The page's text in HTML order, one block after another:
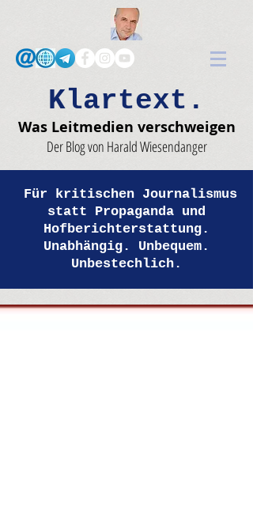
Klartext.
Was Leitmedien verschweigen
Der Blog von Harald Wiesendanger
Für kritischen Journalismus
statt Propaganda und
Hofberichterstattung.
Unabhängig. Unbequem.
Unbestechlich.